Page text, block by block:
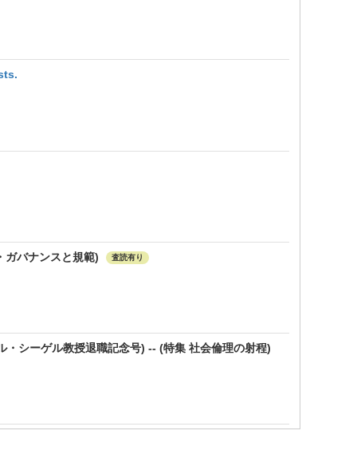
ガバナンスと規範) 査読有り
シーゲル教授退職記念号) -- (特集 社会倫理の射程)